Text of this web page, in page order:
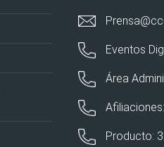
Eventos
Área
Producto: